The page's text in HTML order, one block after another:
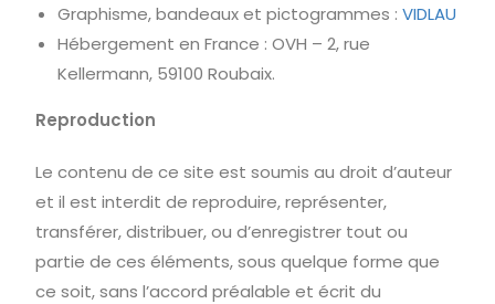
Graphisme, bandeaux et pictogrammes :VIDLAU
Hébergement en France : OVH – 2, rue
Kellermann, 59100 Roubaix.
Reproduction
Le contenu de ce site est soumis au droit d’auteur
et il est interdit de reproduire, représenter,
transférer, distribuer, ou d’enregistrer tout ou
partie de ces éléments, sous quelque forme que
ce soit, sans l’accord préalable et écrit du